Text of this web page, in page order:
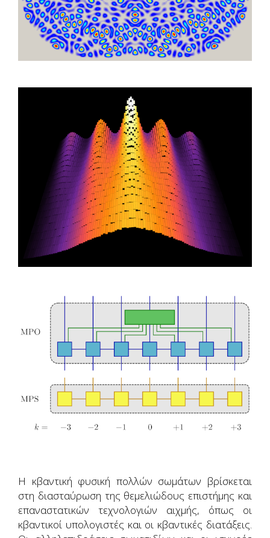
Η κβαντική φυσική πολλών σωμάτων βρίσκεται
στη διασταύρωση της θεμελιώδους επιστήμης και
επαναστατικών τεχνολογιών αιχμής, όπως οι
κβαντικοί υπολογιστές και οι κβαντικές διατάξεις.